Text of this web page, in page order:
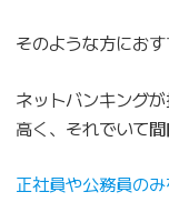
そのような方にお
ネットバンキング
高く、それでいて
正社員や公務員の